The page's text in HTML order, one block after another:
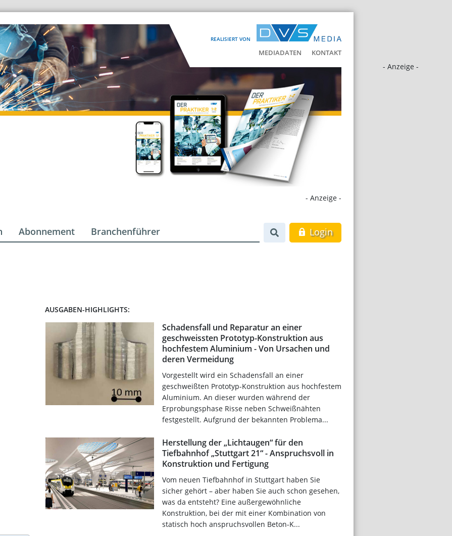
REALISIERT VON
MEDIADATEN KONTAKT
- Anzeige -
- Anzeige -
Abonnement Branchenführer Login
AUSGABEN-HIGHLIGHTS:
Schadensfall und Reparatur an einer
geschweissten Prototyp-Konstruktion aus
hochfestem Aluminium - Von Ursachen und
deren Vermeidung
Vorgestellt wird ein Schadensfall an einer
geschweißten Prototyp-Konstruktion aus hochfestem
Aluminium. An dieser wurden während der
Erprobungsphase Risse neben Schweißnähten
festgestellt. Aufgrund der bekannten Problema...
Herstellung der „Lichtaugen“ für den
Tiefbahnhof „Stuttgart 21“ - Anspruchsvoll in
Konstruktion und Fertigung
Vom neuen Tiefbahnhof in Stuttgart haben Sie
sicher gehört – aber haben Sie auch schon gesehen,
was da entsteht? Eine außergewöhnliche
Konstruktion, bei der mit einer Kombination von
statisch hoch anspruchsvollen Beton-K...